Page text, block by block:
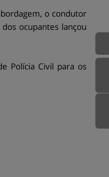
o condutor
ocupantes lançou
Polícia Civil para os